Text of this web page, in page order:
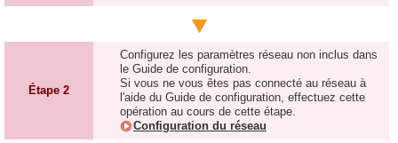
Étape 2
Configurez les paramètres réseau non inclus dans
le Guide de configuration.
Si vous ne vous êtes pas connecté au réseau à
l'aide du Guide de configuration, effectuez cette
opération au cours de cette étape.
Configuration du réseau